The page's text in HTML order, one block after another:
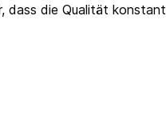
dass die Qualität konstant